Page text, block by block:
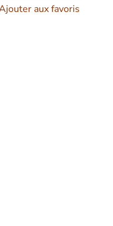
aux favoris